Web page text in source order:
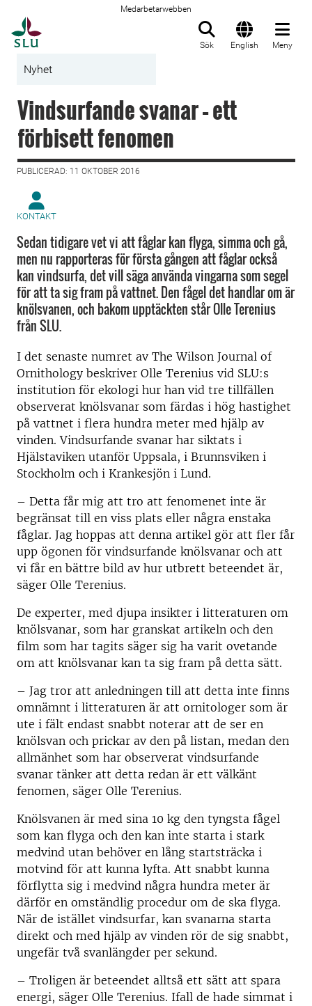
Medarbetarwebben
Sök English Meny
Nyhet
Vindsurfande svanar – ett
förbisett fenomen
PUBLICERAD: 11 OKTOBER 2016
KONTAKT
Sedan tidigare vet vi att fåglar kan flyga, simma och gå,
men nu rapporteras för första gången att fåglar också
kan vindsurfa, det vill säga använda vingarna som segel
för att ta sig fram på vattnet. Den fågel det handlar om är
knölsvanen, och bakom upptäckten står Olle Terenius
från SLU.
I det senaste numret av The Wilson Journal of
Ornithology beskriver Olle Terenius vid SLU:s
institution för ekologi hur han vid tre tillfällen
observerat knölsvanar som färdas i hög hastighet
på vattnet i flera hundra meter med hjälp av
vinden. Vindsurfande svanar har siktats i
Hjälstaviken utanför Uppsala, i Brunnsviken i
Stockholm och i Krankesjön i Lund.
– Detta får mig att tro att fenomenet inte är
begränsat till en viss plats eller några enstaka
fåglar. Jag hoppas att denna artikel gör att fler får
upp ögonen för vindsurfande knölsvanar och att
vi får en bättre bild av hur utbrett beteendet är,
säger Olle Terenius.
De experter, med djupa insikter i litteraturen om
knölsvanar, som har granskat artikeln och den
film som har tagits säger sig ha varit ovetande
om att knölsvanar kan ta sig fram på detta sätt.
– Jag tror att anledningen till att detta inte finns
omnämnt i litteraturen är att ornitologer som är
ute i fält endast snabbt noterar att de ser en
knölsvan och prickar av den på listan, medan den
allmänhet som har observerat vindsurfande
svanar tänker att detta redan är ett välkänt
fenomen, säger Olle Terenius.
Knölsvanen är med sina 10 kg den tyngsta fågel
som kan flyga och den kan inte starta i stark
medvind utan behöver en lång startsträcka i
motvind för att kunna lyfta. Att snabbt kunna
förflytta sig i medvind några hundra meter är
därför en omständlig procedur om de ska flyga.
När de istället vindsurfar, kan svanarna starta
direkt och med hjälp av vinden rör de sig snabbt,
ungefär två svanlängder per sekund.
– Troligen är beteendet alltså ett sätt att spara
energi, säger Olle Terenius. Ifall de hade simmat i